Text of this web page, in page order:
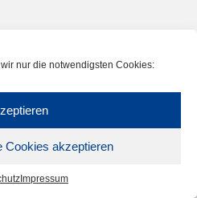
nur die notwendigsten Cookies:
Cookies akzeptieren
Impressum